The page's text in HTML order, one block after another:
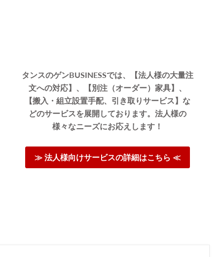
スパが最
とうご
うれし
ビスの
願いい
タンスのゲンBUSINESSでは、【法人様の大量注
文への対応】、【別注（オーダー）家具】、
【搬入・組立設置手配、引き取りサービス】な
どのサービスを展開しております。法人様の
様々なニーズにお応えします！
≫ 法人様向けサービスの詳細はこちら ≪